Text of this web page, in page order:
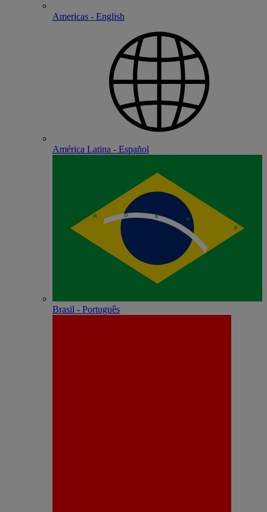
Americas - English
América Latina - Español
Brasil - Português